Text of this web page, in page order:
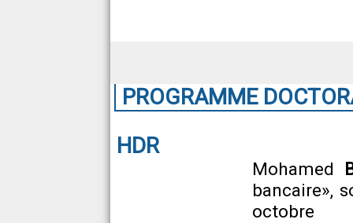
PROGRAMME
HDR
Mohamed
bancaire»,
octobre